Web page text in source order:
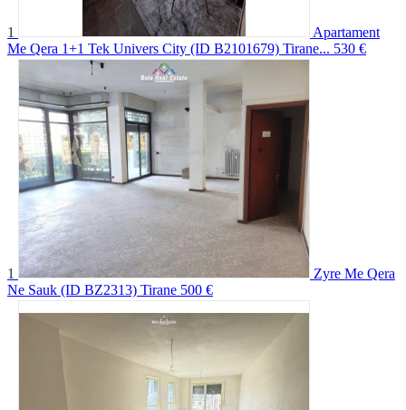
1
Apartament
Me Qera 1+1 Tek Univers City (ID B2101679) Tirane... 530 €
1
Zyre Me Qera
Ne Sauk (ID BZ2313) Tirane 500 €